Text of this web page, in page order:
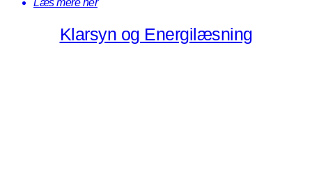
Læs mere her
Klarsyn og Energilæsning